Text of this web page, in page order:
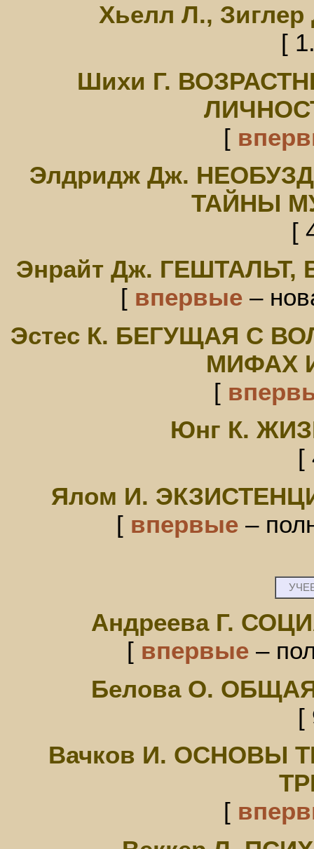
Хьелл Л.,
[
Шихи Г.
[
Элдридж Дж.
ТАЙНЫ
[
Энрайт Дж.
[ впервые –
Эстес К. БЕГУЩАЯ С
МИФАХ
[
Юнг К.
[
Ялом И.
[ впервые –
Андреева Г.
[ впервые–
Белова О.
[
Вачков И. ОСНОВЫ
[